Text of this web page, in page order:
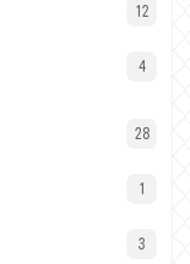
12
4
28
1
3